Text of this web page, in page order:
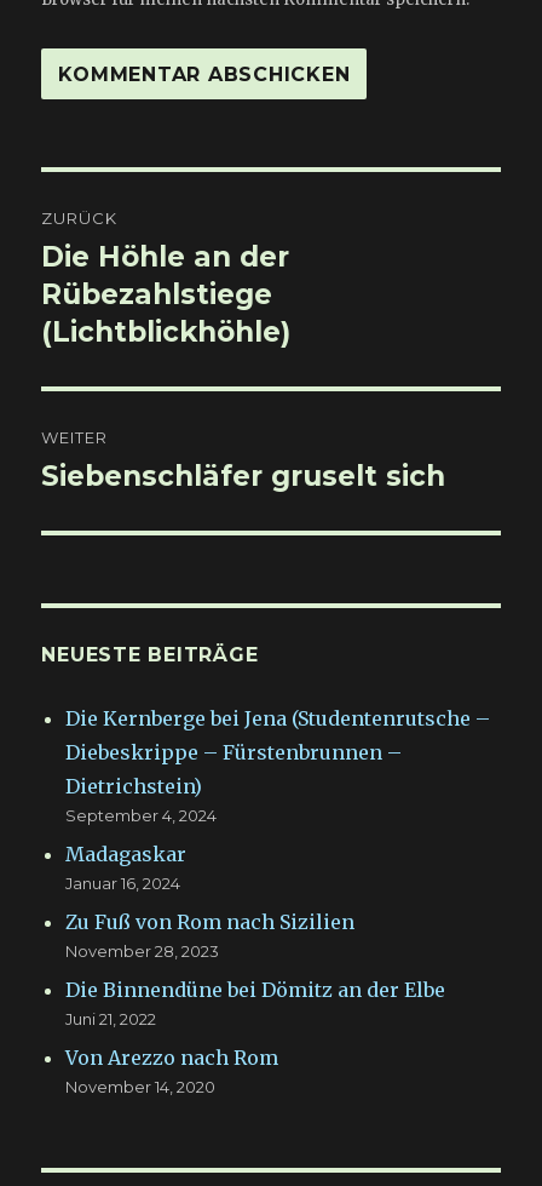
ZURÜCK
Vorheriger
Beitrag:
Die Höhle an der
Rübezahlstiege
(Lichtblickhöhle)
WEITER
Nächster
Siebenschläfer gruselt sich
NEUESTE BEITRÄGE
Die Kernberge bei Jena (Studentenrutsche –
Diebeskrippe – Fürstenbrunnen –
Dietrichstein)
September 4, 2024
Madagaskar
Januar 16, 2024
Zu Fuß von Rom nach Sizilien
November 28, 2023
Die Binnendüne bei Dömitz an der Elbe
Juni 21, 2022
Von Arezzo nach Rom
November 14, 2020